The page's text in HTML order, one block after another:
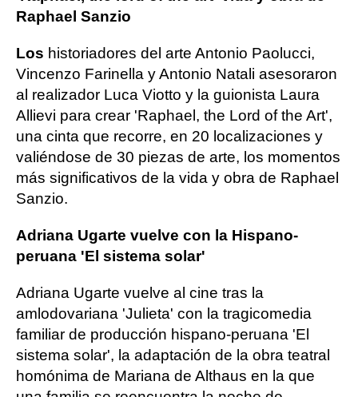
Raphael Sanzio
Los historiadores del arte Antonio Paolucci,
Vincenzo Farinella y Antonio Natali asesoraron
al realizador Luca Viotto y la guionista Laura
Allievi para crear 'Raphael, the Lord of the Art',
una cinta que recorre, en 20 localizaciones y
valiéndose de 30 piezas de arte, los momentos
más significativos de la vida y obra de Raphael
Sanzio.
Adriana Ugarte vuelve con la Hispano-
peruana 'El sistema solar'
Adriana Ugarte vuelve al cine tras la
amlodovariana 'Julieta' con la tragicomedia
familiar de producción hispano-peruana 'El
sistema solar', la adaptación de la obra teatral
homónima de Mariana de Althaus en la que